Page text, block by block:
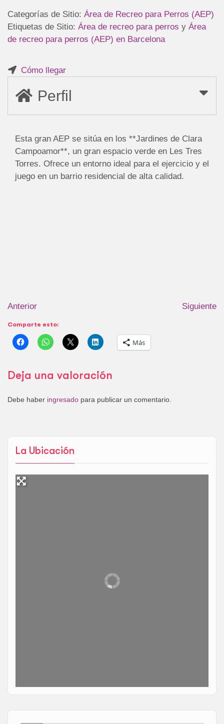
La Ubicación
Categorías de Sitio: Área de Recreo para Perros (AEP)
Etiquetas de Sitio: Área de recreo para perros y Área
de recreo para perros (AEP) en Barcelona
Cómo llegar
Perfil
Esta gran AEP se sitúa en los **Jardines de Clara
Campoamor**, un gran espacio verde en Les Tres
Torres. Ofrece un entorno ideal para el ejercicio y el
juego en un barrio residencial de alta calidad.
Anterior Siguiente
Comparte esto:
Más
Deja una valoración
Debe haber ingresado para publicar un comentario.